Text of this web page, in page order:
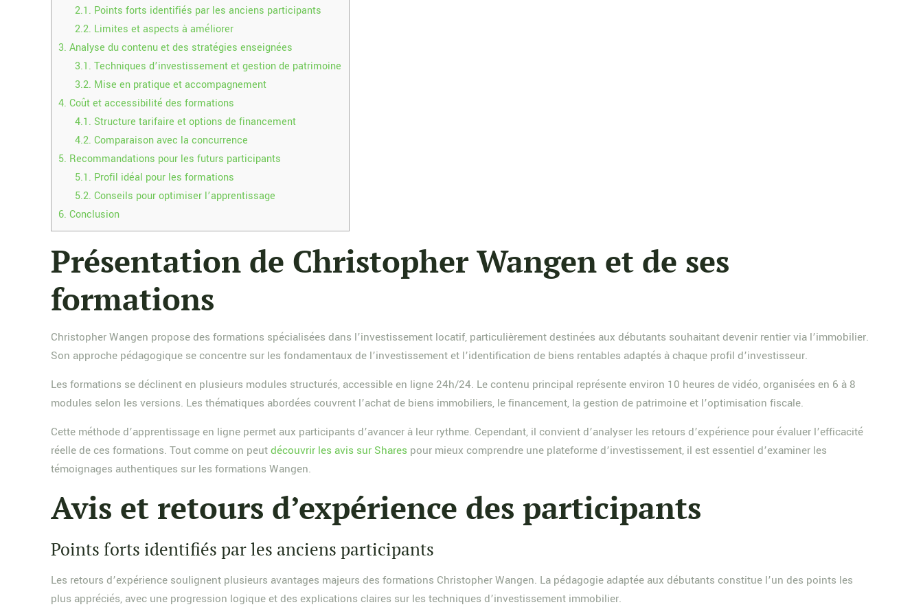
2.1. Points forts identifiés par les anciens participants
2.2. Limites et aspects à améliorer
3. Analyse du contenu et des stratégies enseignées
3.1. Techniques d’investissement et gestion de patrimoine
3.2. Mise en pratique et accompagnement
4. Coût et accessibilité des formations
4.1. Structure tarifaire et options de financement
4.2. Comparaison avec la concurrence
5. Recommandations pour les futurs participants
5.1. Profil idéal pour les formations
5.2. Conseils pour optimiser l’apprentissage
6. Conclusion
Présentation de Christopher Wangen et de ses
formations
Christopher Wangen propose des formations spécialisées dans l’investissement locatif, particulièrement destinées aux débutants souhaitant devenir rentier via l’immobilier.
Son approche pédagogique se concentre sur les fondamentaux de l’investissement et l’identification de biens rentables adaptés à chaque profil d’investisseur.
Les formations se déclinent en plusieurs modules structurés, accessible en ligne 24h/24. Le contenu principal représente environ 10 heures de vidéo, organisées en 6 à 8
modules selon les versions. Les thématiques abordées couvrent l’achat de biens immobiliers, le financement, la gestion de patrimoine et l’optimisation fiscale.
Cette méthode d’apprentissage en ligne permet aux participants d’avancer à leur rythme. Cependant, il convient d’analyser les retours d’expérience pour évaluer l’efficacité
réelle de ces formations. Tout comme on peutdécouvrir les avis sur Shares pour mieux comprendre une plateforme d’investissement, il est essentiel d’examiner les
témoignages authentiques sur les formations Wangen.
Avis et retours d’expérience des participants
Points forts identifiés par les anciens participants
Les retours d’expérience soulignent plusieurs avantages majeurs des formations Christopher Wangen. La pédagogie adaptée aux débutants constitue l’un des points les
plus appréciés, avec une progression logique et des explications claires sur les techniques d’investissement immobilier.